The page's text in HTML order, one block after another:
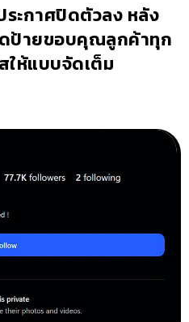
ระกาศปิดตัวลง หลัง
ป้ายขอบคุณลูกค้าทุก
ให้แบบจัดเต็ม